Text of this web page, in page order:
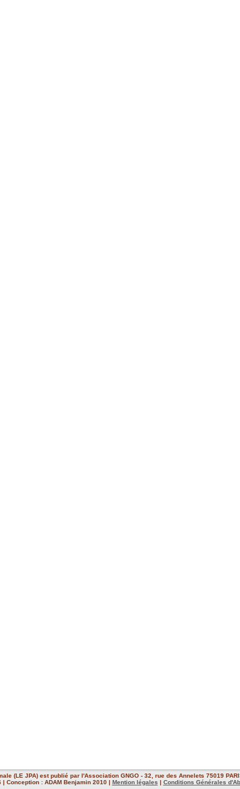
(LE JPA) est publié par l'Association GNGO - 32, rue des Annelets 75019
Conception : ADAM Benjamin 2010 | Mention légales | Conditions Générales